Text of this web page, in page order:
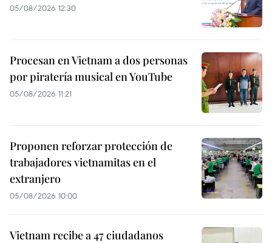
05/08/2026 12:30
Procesan en Vietnam a dos personas
por piratería musical en YouTube
05/08/2026 11:21
Proponen reforzar protección de
trabajadores vietnamitas en el
extranjero
05/08/2026 10:00
Vietnam recibe a 47 ciudadanos